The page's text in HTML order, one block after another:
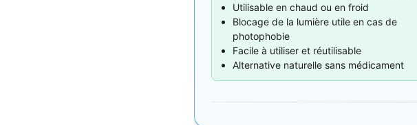
Utilisable en chaud ou en froid
Blocage de la lumière utile en cas de
photophobie
Facile à utiliser et réutilisable
Alternative naturelle sans médicament